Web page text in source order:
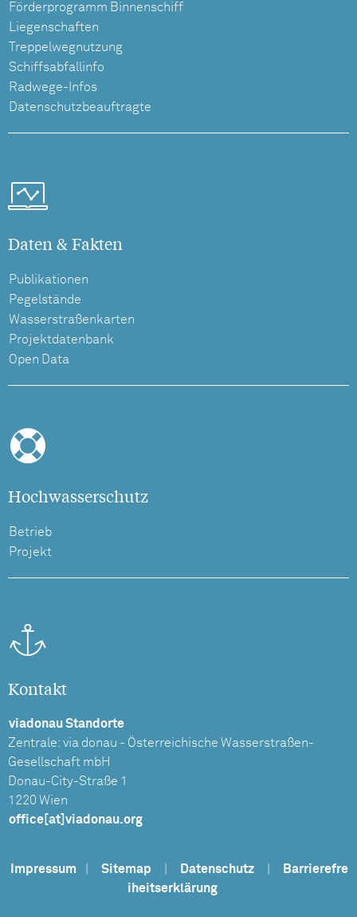
Förderprogramm Binnenschiff
Liegenschaften
Treppelwegnutzung
Schiffsabfallinfo
Radwege-Infos
Datenschutzbeauftragte
Daten & Fakten
Publikationen
Pegelstände
Wasserstraßenkarten
Projektdatenbank
Open Data
Hochwasserschutz
Betrieb
Projekt
Kontakt
viadonau Standorte
Zentrale: via donau - Österreichische Wasserstraßen-
Gesellschaft mbH
Donau-City-Straße 1
1220 Wien
office[at]viadonau.org
Impressum Sitemap Datenschutz
Barrierefre
iheitserklärung